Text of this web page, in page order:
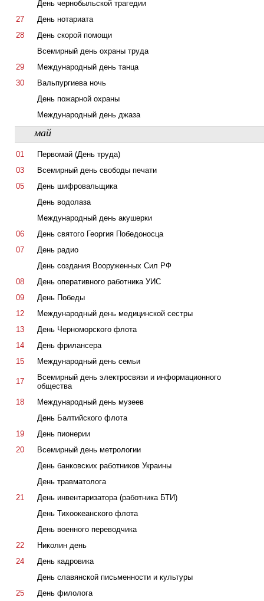
День чернобыльской трагедии
27
День нотариата
28
День скорой помощи
Всемирный день охраны труда
29
Международный день танца
30
Вальпургиева ночь
День пожарной охраны
Международный день джаза
май
01
Первомай (День труда)
03
Всемирный день свободы печати
05
День шифровальщика
День водолаза
Международный день акушерки
06
День святого Георгия Победоносца
07
День радио
День создания Вооруженных Сил РФ
08
День оперативного работника УИС
09
День Победы
12
Международный день медицинской сестры
13
День Черноморского флота
14
День фрилансера
15
Международный день семьи
17
Всемирный день электросвязи и информационного
общества
18
Международный день музеев
День Балтийского флота
19
День пионерии
20
Всемирный день метрологии
День банковских работников Украины
День травматолога
21
День инвентаризатора (работника БТИ)
День Тихоокеанского флота
День военного переводчика
22
Николин день
24
День кадровика
День славянской письменности и культуры
25
День филолога